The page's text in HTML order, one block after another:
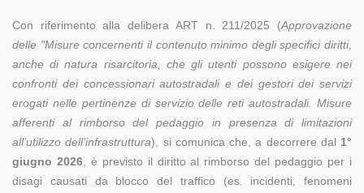
Con riferimento alla delibera ART n. 211/2025 (Approvazione
delle "Misure concernenti il contenuto minimo degli specifici diritti,
anche di natura risarcitoria, che gli utenti possono esigere nei
confronti dei concessionari autostradali e dei gestori dei servizi
erogati nelle pertinenze di servizio delle reti autostradali. Misure
afferenti al rimborso del pedaggio in presenza di limitazioni
all’utilizzo dell’infrastruttura), si comunica che, a decorrere dal 1°
giugno 2026, è previsto il diritto al rimborso del pedaggio per i
disagi causati da blocco del traffico (es. incidenti, fenomeni